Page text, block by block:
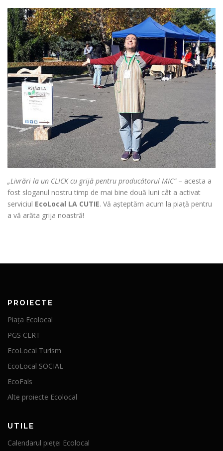
„Livrări la un CLICK cu grijă pentru producătorul MIC”– acesta a
fost sloganul nostru timp de mai bine două luni cât a activat
serviciul EcoLocal LA CUTIE. Vă așteptăm acum la piață pentru
a vă arăta grija noastră!
PROIECTE
Piața Ecolocal
PGS CERT
EcoLocal Turism
EcoLocal SOCIAL
EcoFals
Alte proiecte Ecolocal
UTILE
Calendarul pieței Ecolocal